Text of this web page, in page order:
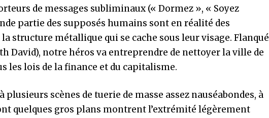
de messages subliminaux (« Dormez », « Soyez
partie des supposés humains sont en réalité des
structure métallique qui se cache sous leur visage. Flanqué
David), notre héros va entreprendre de nettoyer la ville de
les lois de la finance et du capitalisme.
scènes de tuerie de masse assez nauséabondes, à
quelques gros plans montrent l’extrémité légèrement